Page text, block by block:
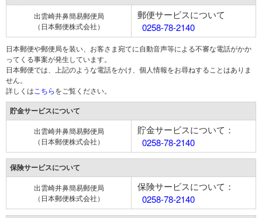
出雲崎井鼻簡易郵便局
（日本郵便株式会社）
郵便サービスについて
0258-78-2140
日本郵便や郵便局を装い、お客さま宛てに自動音声等による不審な電話がかか
ってくる事案が発生しています。
日本郵便では、上記のような電話をかけ、個人情報をお尋ねすることはありま
せん。
詳しくは こちらをご覧ください。
貯金サービスについて
出雲崎井鼻簡易郵便局
（日本郵便株式会社）
貯金サービスについて：
0258-78-2140
保険サービスについて
出雲崎井鼻簡易郵便局
（日本郵便株式会社）
保険サービスについて：
0258-78-2140